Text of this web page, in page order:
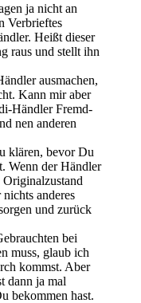
ja nicht an
Verbrieftes
Heißt dieser
raus und stellt ihn
ausmachen,
Kann mir aber
Händler Fremd-
nen anderen
klären, bevor Du
Wenn der Händler
Originalzustand
anderes
und zurück
bei
muss, glaub ich
kommst. Aber
dann ja mal
bekommen hast.